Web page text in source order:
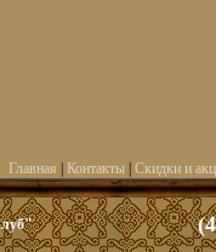
Главная Контакты| Скидки и